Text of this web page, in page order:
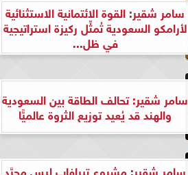
سامر شقير: القوة الائتمانية الاستثنائية
لأرامكو السعودية تُمثِّل ركيزة استراتيجية
في ظل...
سامر شقير: تحالف الطاقة بين السعودية
والهند قد يُعيد توزيع الثروة عالميًّا
سامر شقير: مشروع تيرافاب ليس مجرَّد